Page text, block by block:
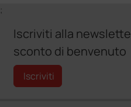
;
Iscriviti alla
sconto di benvenuto
Iscriviti